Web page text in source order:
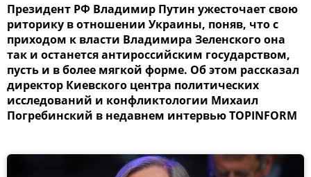
Президент РФ Владимир Путин ужесточает свою
риторику в отношении Украины, поняв, что с
приходом к власти Владимира Зеленского она
так и останется антироссийским государством,
пусть и в более мягкой форме. Об этом рассказал
директор Киевского центра политических
исследований и конфликтологии Михаил
Погребинский в недавнем интервью TOPINFORM